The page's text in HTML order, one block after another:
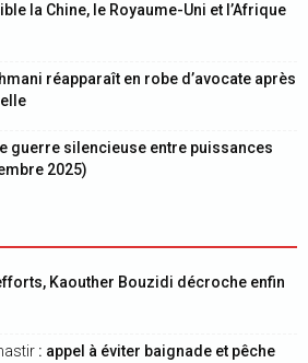
la Chine, le Royaume-Uni et l’Afrique
réapparaît en robe d’avocate après
guerre silencieuse entre puissances
2025)
Kaouther Bouzidi décroche enfin
: appel à éviter baignade et pêche